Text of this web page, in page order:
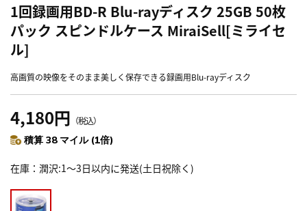
1回録画用BD-R Blu-rayディスク 25GB 50枚
パック スピンドルケース MiraiSell[ミライセ
ル]
高画質の映像をそのまま美しく保存できる録画用Blu-rayディスク
4,180円 （税込）
積算 38 マイル (1倍)
在庫 潤沢:1～3日以内に発送(土日祝除く)